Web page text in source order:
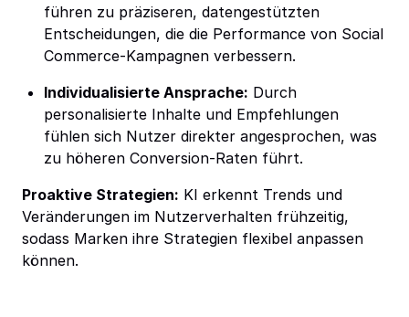
führen zu präziseren, datengestützten
Entscheidungen, die die Performance von Social
Commerce-Kampagnen verbessern.
Individualisierte Ansprache: Durch
personalisierte Inhalte und Empfehlungen
fühlen sich Nutzer direkter angesprochen, was
zu höheren Conversion-Raten führt.
Proaktive Strategien: KI erkennt Trends und
Veränderungen im Nutzerverhalten frühzeitig,
sodass Marken ihre Strategien flexibel anpassen
können.